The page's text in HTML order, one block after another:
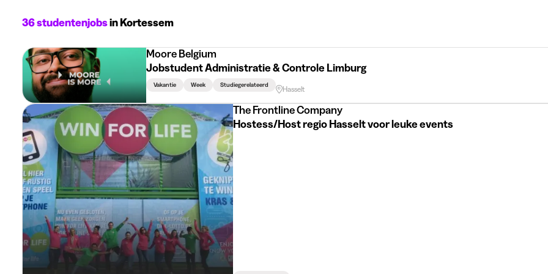
36 studentenjobsin Kortessem
Moore Belgium
Jobstudent Administratie & Controle Limburg
Vakantie Week Studiegerelateerd Hasselt
The Frontline Company
Hostess/Host regio Hasselt voor leuke events